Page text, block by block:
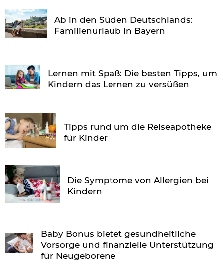
Ab in den Süden Deutschlands:
Familienurlaub in Bayern
Lernen mit Spaß: Die besten Tipps, um
Kindern das Lernen zu versüßen
Tipps rund um die Reiseapotheke
für Kinder
Die Symptome von Allergien bei
Kindern
Baby Bonus bietet gesundheitliche
Vorsorge und finanzielle Unterstützung
für Neugeborene